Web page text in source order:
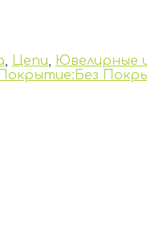
, Цепи, Ювелирные